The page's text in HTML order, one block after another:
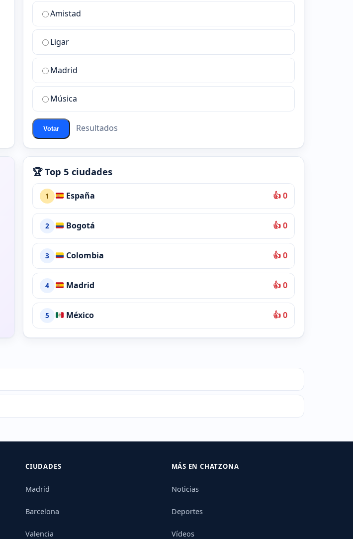
¿Cuál
la
mejor
sala
chat
ChatZona?
Amistad
Ligar
Madrid
Música
Votar Resultados
🏆 Top 5 ciudades
1 España 👍 0
2 Bogotá 👍 0
3 Colombia 👍 0
4 Madrid 👍 0
5 México 👍 0
CIUDADES
Madrid
Barcelona
Valencia
MÁS EN CHATZONA
Noticias
Deportes
Vídeos